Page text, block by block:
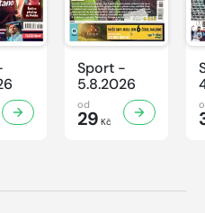
Sport -
5.8.2026
od
29 Kč